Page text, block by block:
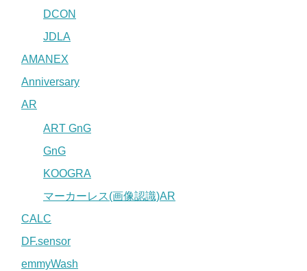
DCON
JDLA
AMANEX
Anniversary
AR
ART GnG
GnG
KOOGRA
マーカーレス(画像認識)AR
CALC
DF.sensor
emmyWash